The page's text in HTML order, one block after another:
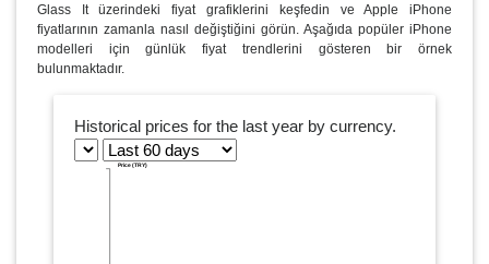
Glass It üzerindeki fiyat grafiklerini keşfedin ve Apple iPhone
fiyatlarının zamanla nasıl değiştiğini görün. Aşağıda popüler iPhone
modelleri için günlük fiyat trendlerini gösteren bir örnek
bulunmaktadır.
Historical prices for the last year by currency.
Price (TRY)